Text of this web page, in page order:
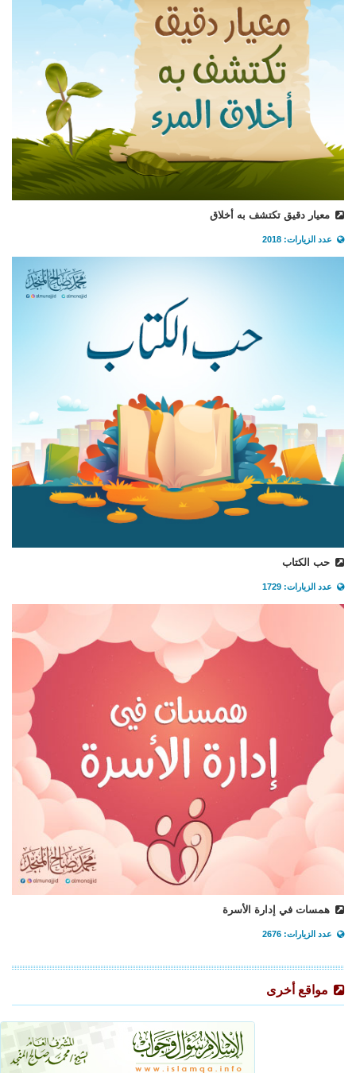
معيار دقيق تكتشف به أخلاق
عدد الزيارات: 2018
حب الكتاب
عدد الزيارات: 1729
همسات في إدارة الأسرة
عدد الزيارات: 2676
مواقع أخرى